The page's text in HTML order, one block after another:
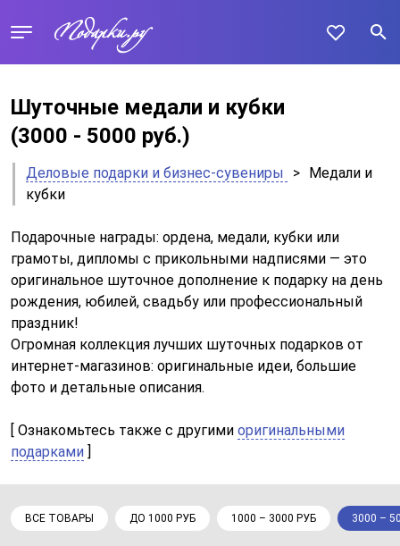
Шуточные медали и кубки
(3000 - 5000 руб.)
Деловые подарки и бизнес-сувениры > Медали и
кубки
Подарочные награды: ордена, медали, кубки или
грамоты, дипломы с прикольными надписями — это
оригинальное шуточное дополнение к подарку на день
рождения, юбилей, свадьбу или профессиональный
праздник!
Огромная коллекция лучших шуточных подарков от
интернет-магазинов: оригинальные идеи, большие
фото и детальные описания.
[ Ознакомьтесь также с другими оригинальными
подарками ]
ВСЕ ТОВАРЫ ДО 1000 РУБ 1000 – 3000 РУБ 3000 –